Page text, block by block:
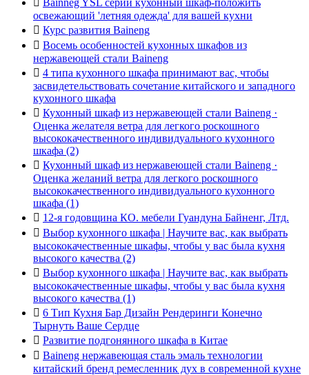
 Bainneg YSL серии кухонный шкаф-положить
освежающий 'летняя одежда' для вашей кухни
 Курс развития Baineng
 Восемь особенностей кухонных шкафов из
нержавеющей стали Baineng
 4 типа кухонного шкафа принимают вас, чтобы
засвидетельствовать сочетание китайского и западного
кухонного шкафа
 Кухонный шкаф из нержавеющей стали Baineng ·
Оценка желателя ветра для легкого роскошного
высококачественного индивидуального кухонного
шкафа (2)
 Кухонный шкаф из нержавеющей стали Baineng ·
Оценка желаний ветра для легкого роскошного
высококачественного индивидуального кухонного
шкафа (1)
 12-я годовщина КО. мебели Гуандуна Байненг, Лтд.
 Выбор кухонного шкафа | Научите вас, как выбрать
высококачественные шкафы, чтобы у вас была кухня
высокого качества (2)
 Выбор кухонного шкафа | Научите вас, как выбрать
высококачественные шкафы, чтобы у вас была кухня
высокого качества (1)
 6 Тип Кухня Бар Дизайн Рендеринги Конечно
Тырнуть Ваше Сердце
 Развитие подгонянного шкафа в Китае
 Baineng нержавеющая сталь эмаль технологии
китайский бренд ремесленник дух в современной кухне